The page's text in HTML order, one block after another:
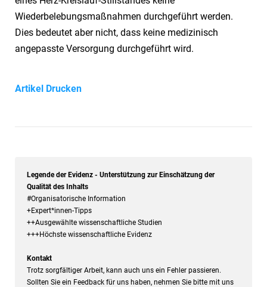
Wiederbelebungsmaßnahmen durchgeführt werden.
Dies bedeutet aber nicht, dass keine medizinisch
angepasste Versorgung durchgeführt wird.
Artikel Drucken
Legende der Evidenz - Unterstützung zur Einschätzung der
Qualität des Inhalts
#Organisatorische Information
+Expert*innen-Tipps
++Ausgewählte wissenschaftliche Studien
+++Höchste wissenschaftliche Evidenz
Kontakt
Trotz sorgfältiger Arbeit, kann auch uns ein Fehler passieren.
Sollten Sie ein Feedback für uns haben, nehmen Sie bitte mit uns